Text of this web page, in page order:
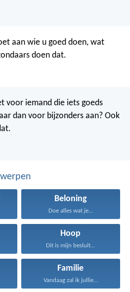
aan wie u goed doen, wat
doen dat.
voor iemand die iets goeds
dan voor bijzonders aan? Ook
Beloning
Doe alles wat je...
Hoop
Dit is mijn besluit...
Familie
Vandaag zal ik jullie...